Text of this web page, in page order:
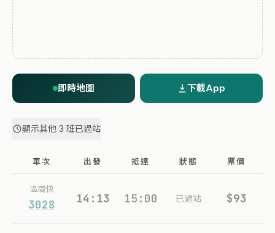
即時地圖 下載App
顯示其他 3 班已過站
車次 出發 抵達 狀態 票價
區間快
3028 14:13 15:00 已過站 $93